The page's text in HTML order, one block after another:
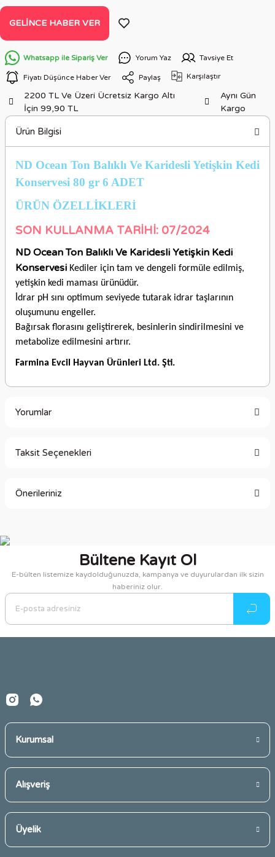
GELINCE HABER VER
Whatsapp ile Sipariş Ver Yorum Yaz Tavsiye Et
Fiyatı Düşünce Haber Ver Paylaş Karşılaştır
2200 TL Ve Üzeri Ücretsiz Kargo Altı
İçin 99,90 TL
Aynı Gün
Kargo
Ürün Bilgisi
ND Ocean Ton Balıklı Ve Karidesli Yetişkin Kedi
Konservesi 80 gr 6 ADET
ÜRÜN ÖZELLİKLERİ
SON KULLANMA TARİHİ: 07/2024
ND Ocean Ton Balıklı Ve Karidesli Yetişkin Kedi
Konservesi Kediler için tam ve dengeli formüle edilmiş,
yetişkin kedi maması ürünüdür.
İdrar pH sını optimum seviyede tutarak idrar taşlarının
oluşumunu engeller.
Bağırsak florasını geliştirerek, besinlerin sindirilmesini ve
metabolize edilmesini artırır.
Farmina Evcil Hayvan Ürünleri Ltd. Şti.
Yorumlar
Taksit Seçenekleri
Önerileriniz
Görüş ve önerileriniz için teşekkür ederiz.
Ürün resmi kalitesiz, bozuk veya görüntülenemiyor.
Ürün açıklamasında eksik bilgiler bulunuyor.
Ürün bilgilerinde hatalar bulunuyor.
Bültene Kayıt Ol
E-bülten listemize kaydolduğunuzda, kampanya ve duyurulardan ilk sizin
haberiniz olur.
Kurumsal
Alışveriş
Üyelik